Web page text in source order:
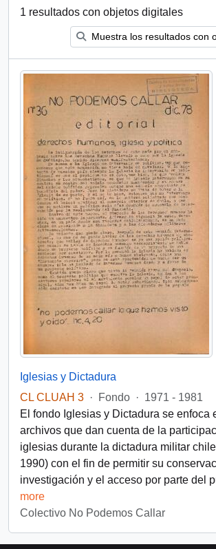
1 resultados con objetos digitales
Muestra los resultados con
Iglesias y Dictadura
CL CLUAH 3 · Fondo · 1971 - 1981
El fondo Iglesias y Dictadura se enfoca
archivos que dan cuenta de la
iglesias durante la dictadura militar
1990) con el fin de permitir su
investigación y el acceso por parte del
more
Colectivo No Podemos Callar